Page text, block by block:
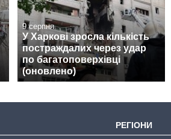
9 серпня
У Харкові зросла кількість
постраждалих через удар
по багатоповерхівці
(оновлено)
РЕГІОНИ